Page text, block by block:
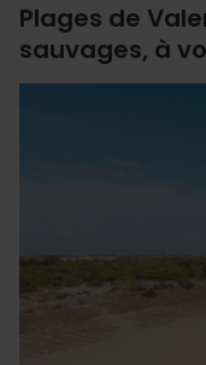
Plages de
sauvages, à